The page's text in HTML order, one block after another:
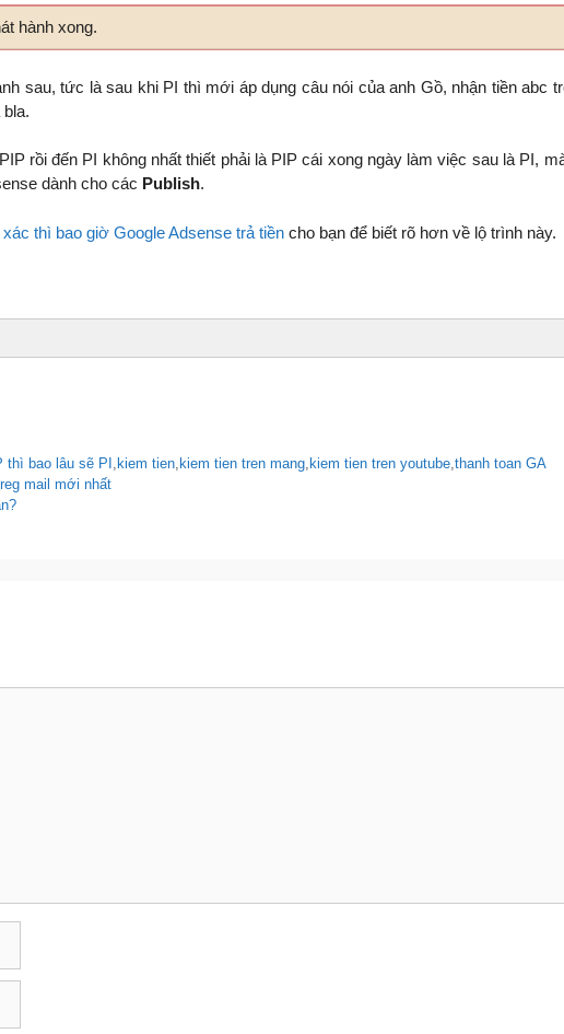
hành xong.
sau, tức là sau khi PI thì mới áp dụng câu nói của anh Gồ, nhận tiền abc
rồi đến PI không nhất thiết phải là PIP cái xong ngày làm việc sau là PI,
dành cho các Publish.
thì bao giờ Google Adsense trả tiền cho bạn để biết rõ hơn về lộ trình này.
kênh youtube khi không nhận được email
thanh toán?
Adsense? (Bill)
thì bao lâu sẽ PI kiem tien kiem tien tren mang kiem tien tren youtube ,thanh toan GA
mail mới nhất